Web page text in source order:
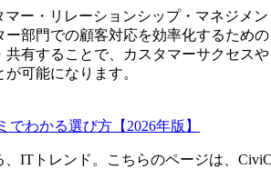
マー・リレーションシップ・マネジメ
部門での顧客対応を効率化するため
有することで、カスタマーサクセス
可能になります。
わかる選び方【2026年版】
ITトレンド。こちらのページは、